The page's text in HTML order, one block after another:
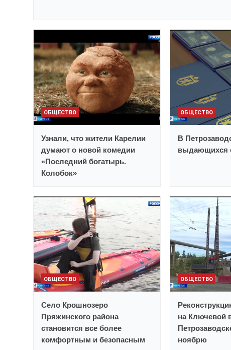
ОБЩЕСТВО
Узнали, что жители Карелии
думают о новой комедии
«Последний богатырь.
Колобок»
ОБЩЕСТВО
В
выдающихся
ОБЩЕСТВО
Село Крошнозеро
Пряжинского района
становится все более
комфортным и безопасным
ОБЩЕСТВО
на Ключевой
ноябрю